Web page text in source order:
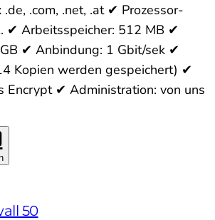
.com, .net, .at ✔ Prozessor-
✔ Arbeitsspeicher: 512 MB ✔
✔ Anbindung: 1 Gbit/sek ✔
Kopien werden gespeichert) ✔
Encrypt ✔ Administration: von uns
50